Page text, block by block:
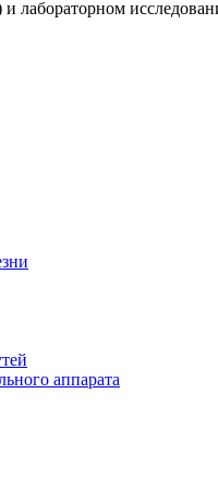
лабораторном
аппарата